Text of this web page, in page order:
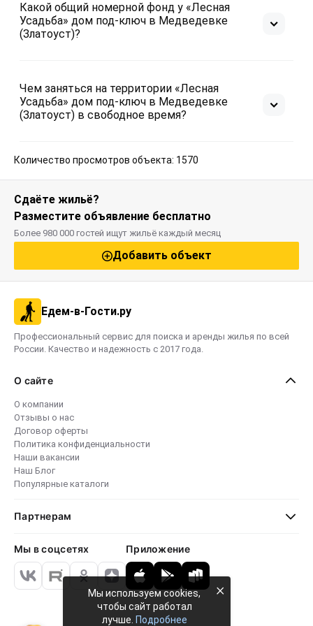
Какой общий номерной фонд у «Лесная
Усадьба» дом под-ключ в Медведевке
(Златоуст)?
Чем заняться на территории «Лесная
Усадьба» дом под-ключ в Медведевке
(Златоуст) в свободное время?
Количество просмотров объекта: 1570
Сдаёте жильё?
Разместите объявление бесплатно
Более 980 000 гостей ищут жильё каждый месяц
Добавить объект
Едем-в-Гости.ру
Профессиональный сервис для поиска и аренды жилья по всей
России. Качество и надежность с 2017 года.
О сайте
О компании
Отзывы о нас
Договор оферты
Политика конфиденциальности
Наши вакансии
Наш Блог
Популярные каталоги
Партнерам
Мы в соцсетях Приложение
Мы используем cookies,
чтобы сайт работал
лучше. Подробнее
×